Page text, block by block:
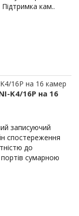
кам..
K4/16P на 16
записуючий
спостереження
до
сумарною